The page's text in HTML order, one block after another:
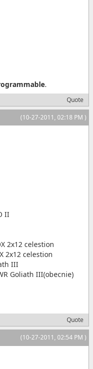
.
Quote
(10-27-2011, 02:18 PM )
II
2x12 celestion
2x12 celestion
III
Goliath III(obecnie)
Quote
(10-27-2011, 02:54 PM )